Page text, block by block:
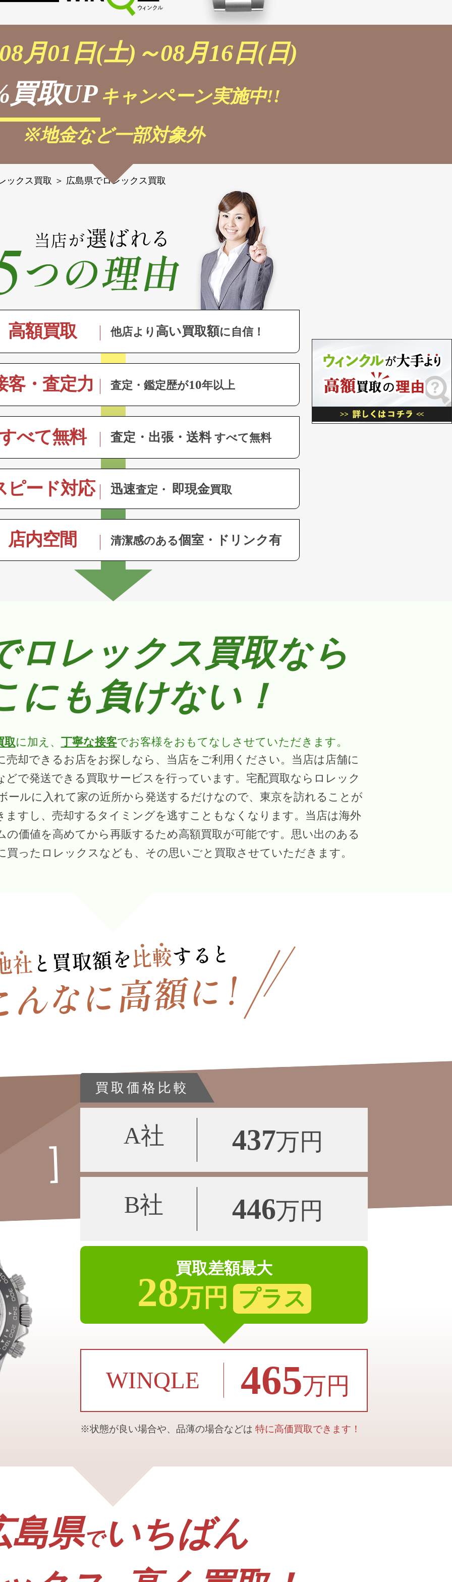
月01日(土)～08月16日(日)
買取UP キャンペーン実施中!!
※地金など一部対象外
ックス買取 ＞ 広島県でロレックス買取
高額買取 他店より 高い買取額に自信！
客・査定力 査定・鑑定歴が10年以上
べて無料 査定・出張・送料 すべて無料
ピード対応 迅速査定・ 即現金買取
店内空間 清潔感のある個室・ ドリンク有
ロレックス買取なら
にも負けない！
取に加え、 丁寧な接客でお客様をおもてなしさせていただきます。
却できるお店をお探しなら、当店をご利用ください。当店は店舗に
どで発送できる買取サービスを行っています。宅配買取ならロレック
ールに入れて家の近所から発送するだけなので、東京を訪れることが
ますし、売却するタイミングを逃すこともなくなります。当店は海外
の価値を高めてから再販するため高額買取が可能です。思い出のある
ったロレックスなども、その思いごと買取させていただきます。
買取価格比較
A社 437万円
B社 446万円
買取差額最大
28万円 プラス
WINQLE 465万円
※状態が良い場合や、品薄の場合などは 特に高価買取できます！
島県でいちばん